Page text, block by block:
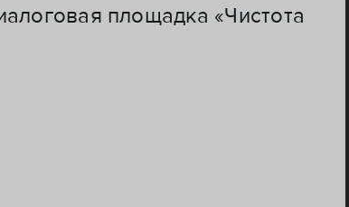
площадка «Чистота